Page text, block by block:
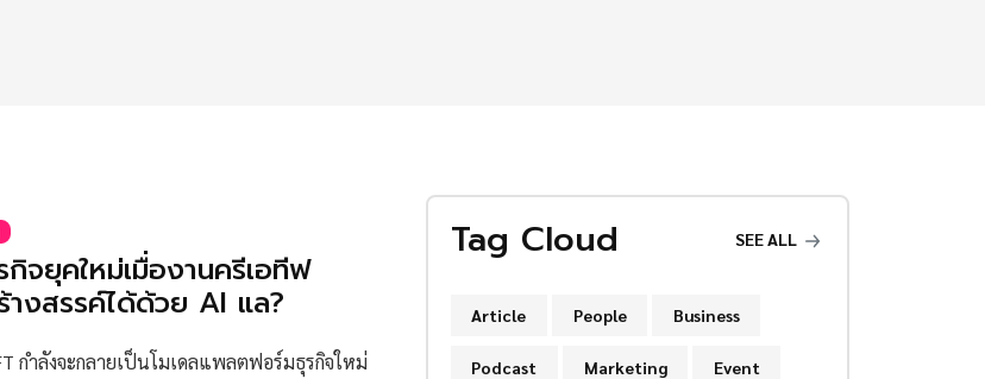
กิจยุคใหม่เมื่องานครีเอทีฟ
างสรรค์ได้ด้วย AI แล?
กำลังจะกลายเป็นโมเดลแพลตฟอร์มธุรกิจใหม่
Tag Cloud SEE ALL
Article People Business
Podcast Marketing Event